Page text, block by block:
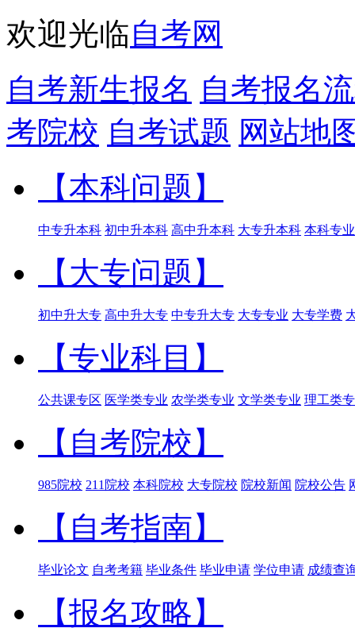
欢迎光临自考网
自考新生报名 自考报名
考院校 自考试题 网站地
【本科问题】
中专升本科 初中升本科 高中升本科 大专升本科 本科专业
【大专问题】
初中升大专 高中升大专 中专升大专 大专专业 大专学费
【专业科目】
公共课专区 医学类专业 农学类专业 文学类专业 理工类
【自考院校】
985院校 211院校 本科院校 大专院校 院校新闻 院校公告
【自考指南】
毕业论文 自考考籍 毕业条件 毕业申请 学位申请 成绩查
【报名攻略】